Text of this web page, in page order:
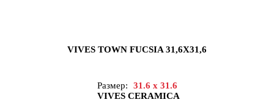
VIVES TOWN FUCSIA 31,6X31,6
Размер:
31.6 x 31.6
VIVES CERAMICA